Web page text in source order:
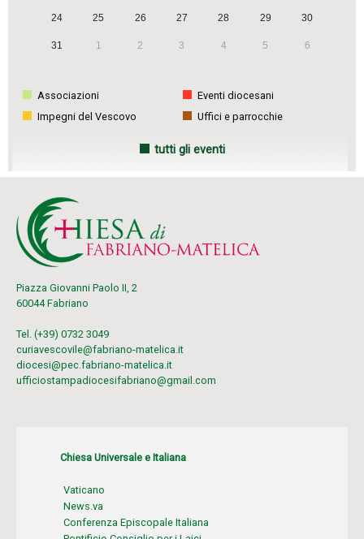
24 25 26 27 28 29 30
31 1 2 3 4 5 6
Associazioni
Eventi diocesani
Impegni del Vescovo
Uffici e parrocchie
tutti gli eventi
Piazza Giovanni Paolo II, 2
60044 Fabriano
Tel. (+39) 0732 3049
curiavescovile@fabriano-matelica.it
diocesi@pec.fabriano-matelica.it
ufficiostampadiocesifabriano@gmail.com
Chiesa Universale e Italiana
Vaticano
News.va
Conferenza Episcopale Italiana